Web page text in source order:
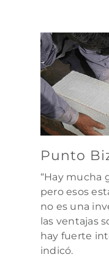
Punto
“Hay mucha
pero esos
no es una
las ventajas
hay fuerte
indicó.